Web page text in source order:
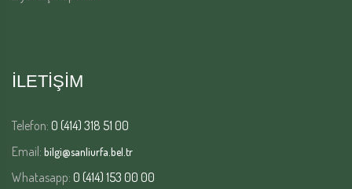
İLETİŞİM
Telefon: 0 (414) 318 51 00
Email: bilgi@sanliurfa.bel.tr
Whatasapp: 0 (414) 153 00 00